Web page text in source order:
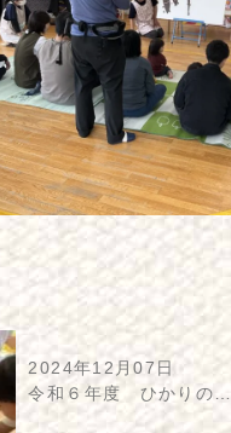
2024年12月07日
令和６年度 ひかりの…